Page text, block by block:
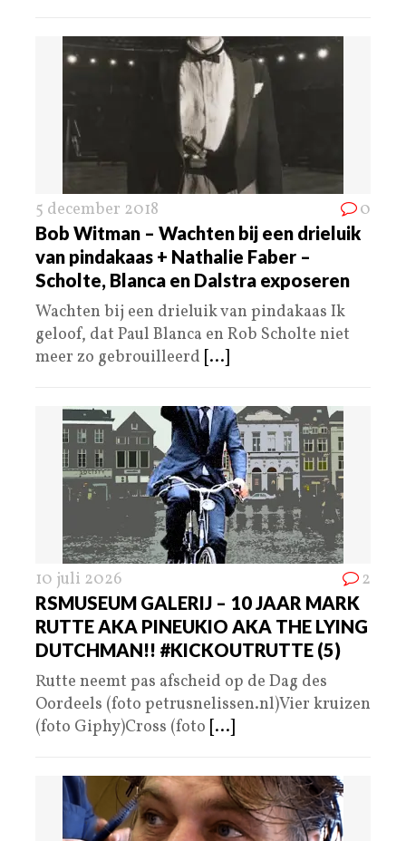
5 december 2018 0
Bob Witman – Wachten bij een drieluik
van pindakaas + Nathalie Faber –
Scholte, Blanca en Dalstra exposeren
Wachten bij een drieluik van pindakaas Ik
geloof, dat Paul Blanca en Rob Scholte niet
meer zo gebrouilleerd [...]
10 juli 2026 2
RSMUSEUM GALERIJ – 10 JAAR MARK
RUTTE AKA PINEUKIO AKA THE LYING
DUTCHMAN!! #KICKOUTRUTTE (5)
Rutte neemt pas afscheid op de Dag des
Oordeels (foto petrusnelissen.nl)Vier kruizen
(foto Giphy)Cross (foto [...]